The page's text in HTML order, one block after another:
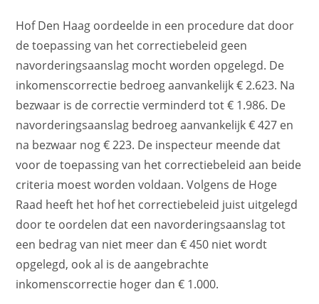
Hof Den Haag oordeelde in een procedure dat door
de toepassing van het correctiebeleid geen
navorderingsaanslag mocht worden opgelegd. De
inkomenscorrectie bedroeg aanvankelijk € 2.623. Na
bezwaar is de correctie verminderd tot € 1.986. De
navorderingsaanslag bedroeg aanvankelijk € 427 en
na bezwaar nog € 223. De inspecteur meende dat
voor de toepassing van het correctiebeleid aan beide
criteria moest worden voldaan. Volgens de Hoge
Raad heeft het hof het correctiebeleid juist uitgelegd
door te oordelen dat een navorderingsaanslag tot
een bedrag van niet meer dan € 450 niet wordt
opgelegd, ook al is de aangebrachte
inkomenscorrectie hoger dan € 1.000.